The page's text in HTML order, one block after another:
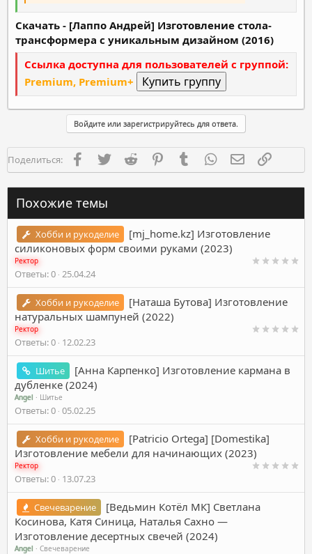
Скачать - [Лаппо Андрей] Изготовление стола-
трансформера с уникальным дизайном (2016)
Ссылка доступна для пользователей с группой:
Premium, Premium+
Войдите или зарегистрируйтесь для ответа.
Поделиться: FacebookTwitter Reddit PinterestTumblr WhatsAppЭлектронная
Похожие темы
Хобби и рукоделие
[mj_home.kz] Изготовление
силиконовых форм своими руками (2023)
Ректор
Ответы 0 25.04.24
Хобби и рукоделие
[Наташа Бутова] Изготовление
натуральных шампуней (2022)
Ректор
Ответы 0 12.02.23
Шитье
[Анна Карпенко] Изготовление кармана в
дубленке (2024)
Angel Шитье
Ответы 0 05.02.25
Хобби и рукоделие
[Patricio Ortega] [Domestika]
Изготовление мебели для начинающих (2023)
Ректор
Ответы 0 13.07.23
Свечеварение
[Ведьмин Котёл МК] Светлана
Косинова, Катя Синица, Наталья Сахно ―
Изготовление десертных свечей (2024)
Angel Свечеварение